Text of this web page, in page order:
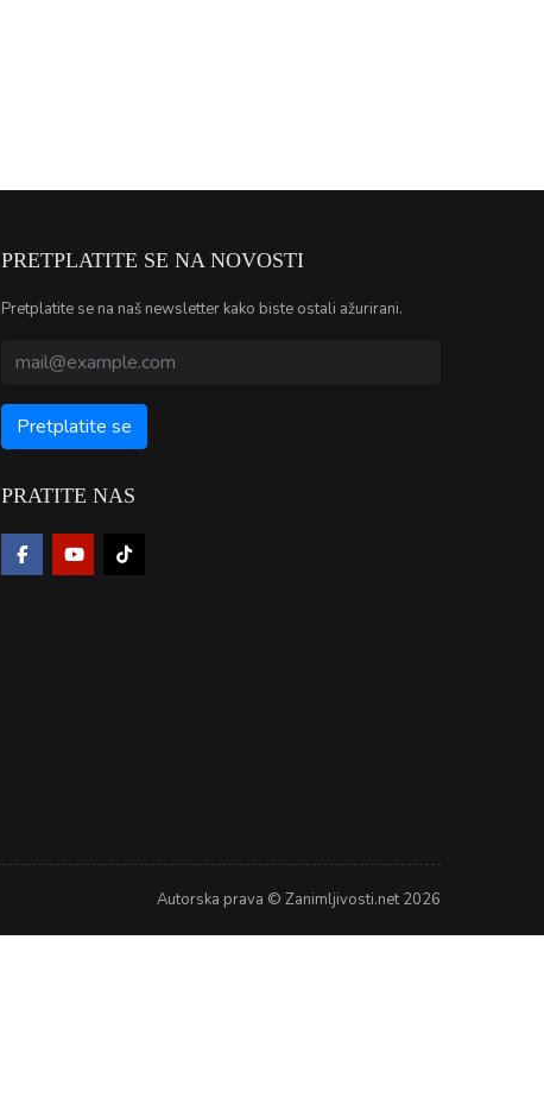
PRETPLATITE SE NA NOVOSTI
Pretplatite se na naš newsletter kako biste ostali ažurirani.
PRATITE NAS
Autorska prava © Zanimljivosti.net 2026